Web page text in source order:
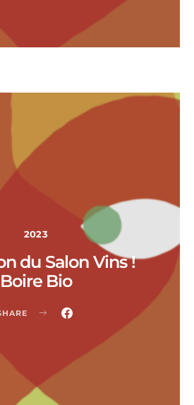
2023
du Salon Vins !
Boire Bio